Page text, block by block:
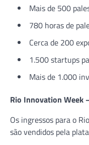
Mais de 500
780 horas de
Cerca de 200
1.500 startups
Mais de 1.000
Rio Innovation Week
Os ingressos para o
são vendidos pela